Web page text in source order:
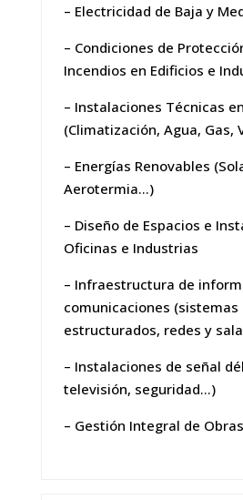
– Electricidad de Baja y
– Condiciones de
Incendios en Edificios e
– Instalaciones Técnicas
(Climatización, Agua, Gas,
– Energías Renovables
Aerotermia…)
– Diseño de Espacios e
Oficinas e Industrias
– Infraestructura de
comunicaciones (sistemas
estructurados, redes y
– Instalaciones de señal
televisión, seguridad…)
– Gestión Integral de Obras